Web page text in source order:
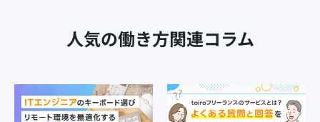
人気の働き方関連コラム